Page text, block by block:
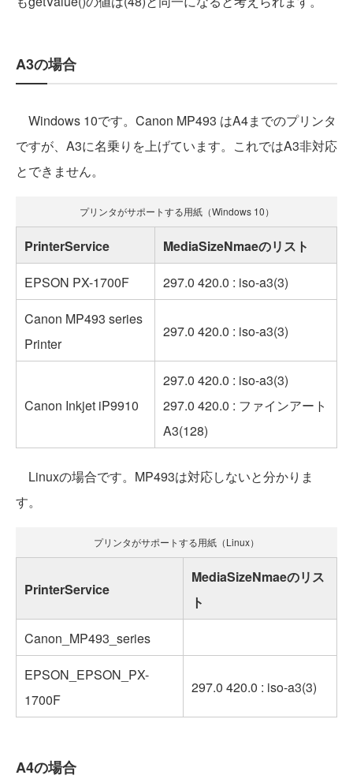
A3の場合
Windows 10です。Canon MP493 はA4までのプリンタ
ですが、A3に名乗りを上げています。これではA3非対応
とできません。
プリンタがサポートする用紙（Windows 10）
PrinterService
MediaSizeNmaeのリスト
EPSON PX-1700F
297.0 420.0 : iso-a3(3)
Canon MP493 series
Printer
297.0 420.0 : iso-a3(3)
Canon Inkjet iP9910
297.0 420.0 : iso-a3(3)
297.0 420.0 : ファインアート
A3(128)
Linuxの場合です。MP493は対応しないと分かりま
す。
プリンタがサポートする用紙（Linux）
PrinterService
MediaSizeNmaeのリス
ト
Canon_MP493_series
EPSON_EPSON_PX-
1700F
297.0 420.0 : iso-a3(3)
A4の場合